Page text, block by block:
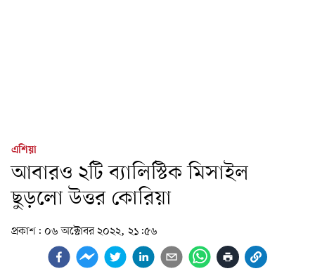
এশিয়া
আবারও ২টি ব্যালিস্টিক মিসাইল
ছুড়লো উত্তর কোরিয়া
প্রকাশ: ০৬ অক্টোবর ২০২২, ২১:৫৬